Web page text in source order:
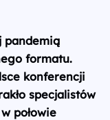
pandemią
formatu.
konferencji
specjalistów
połowie